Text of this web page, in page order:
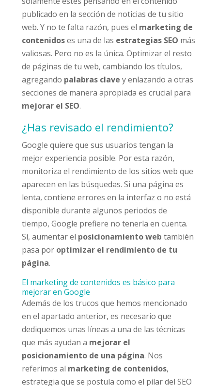
publicado en la sección de noticias de tu sitio
web. Y no te falta razón, pues el marketing de
contenidoses una de las estrategias SEO más
valiosas. Pero no es la única. Optimizar el resto
de páginas de tu web, cambiando los títulos,
agregando palabras clave y enlazando a otras
secciones de manera apropiada es crucial para
mejorar el SEO.
¿Has revisado el rendimiento?
Google quiere que sus usuarios tengan la
mejor experiencia posible. Por esta razón,
monitoriza el rendimiento de los sitios web que
aparecen en las búsquedas. Si una página es
lenta, contiene errores en la interfaz o no está
disponible durante algunos periodos de
tiempo, Google prefiere no tenerla en cuenta.
Sí, aumentar el posicionamiento web también
pasa por optimizar el rendimiento de tu
página.
El marketing de contenidos es básico para
mejorar en Google
Además de los trucos que hemos mencionado
en el apartado anterior, es necesario que
dediquemos unas líneas a una de las técnicas
que más ayudan a mejorar el
posicionamiento de una página. Nos
referimos al marketing de contenidos,
estrategia que se postula como el pilar del SEO